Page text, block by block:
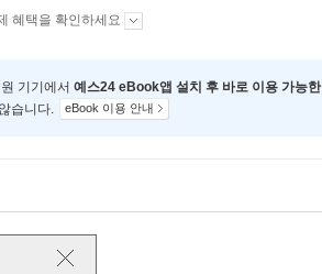
혜택을 확인하세요
기기에서 예스24 eBook앱 설치 후 바로 이용 가능한
습니다. eBook 이용 안내